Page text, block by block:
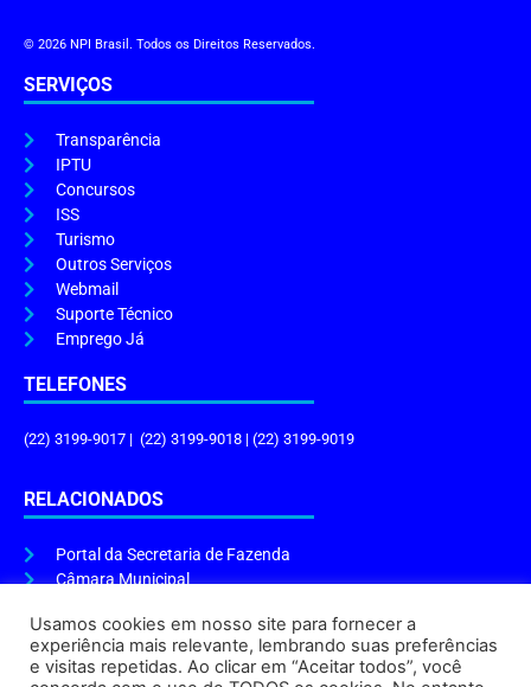
© 2026 NPI Brasil. Todos os Direitos Reservados.
SERVIÇOS
Transparência
IPTU
Concursos
ISS
Turismo
Outros Serviços
Webmail
Suporte Técnico
Emprego Já
TELEFONES
(22) 3199-9017 | (22) 3199-9018 | (22) 3199-9019
RELACIONADOS
Portal da Secretaria de Fazenda
Câmara Municipal
ENDEREÇO E HORÁRIO
Usamos cookies em nosso site para fornecer a
experiência mais relevante, lembrando suas preferências
e visitas repetidas. Ao clicar em “Aceitar todos”, você